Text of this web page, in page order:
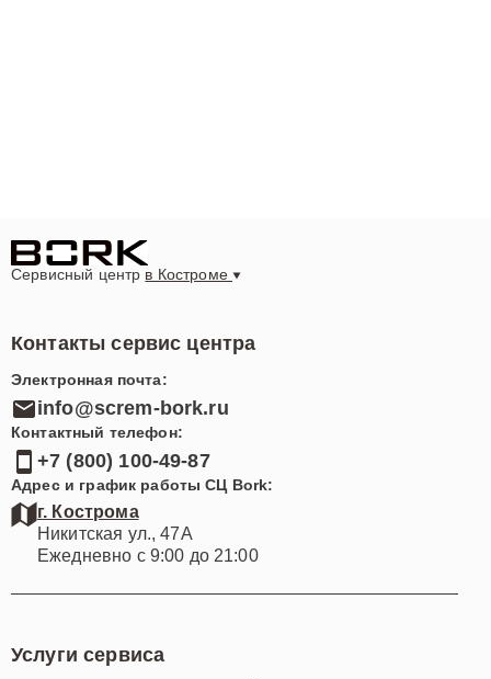
Сервисный центр в Костроме
Контакты сервис центра
Электронная почта:
info@screm-bork.ru
Контактный телефон:
+7 (800) 100-49-87
Адрес и график работы СЦ Bork:
г. Кострома
Никитская ул., 47А
Ежедневно с 9:00 до 21:00
Услуги сервиса